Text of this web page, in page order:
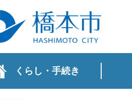
くらし・手続き